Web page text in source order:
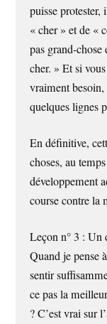
puisse
« cher » et de «
pas grand-chose
cher. » Et si
vraiment
quelques lignes
En définitive,
choses, au
développement
course contre la
Leçon n° 3 : Un
Quand je pense
sentir
ce pas la
? C’est vrai sur